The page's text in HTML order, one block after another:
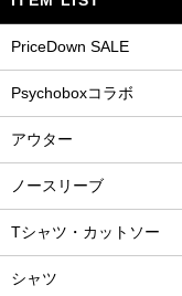
PriceDown SALE
Psychoboxコラボ
アウター
ノースリーブ
Tシャツ・カットソー
シャツ